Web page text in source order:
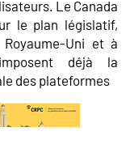
Le Canada
le plan législatif,
Uni et à
déjà la
des plateformes